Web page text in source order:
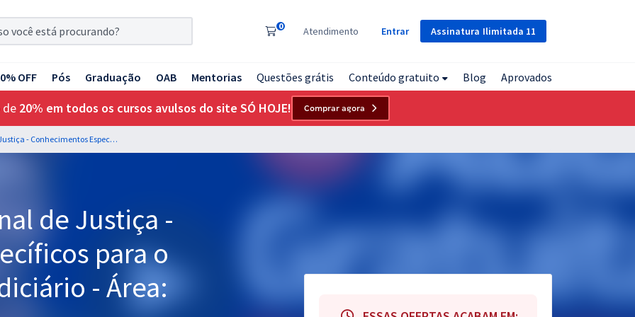
Assinatura Ilimitada 11
0 Atendimento Entrar
OFF Pós Graduação OAB Mentorias Questões grátis Conteúdo gratuito Blog Aprovados
de 20% em todos os cursos avulsos do site SÓ HOJE! Comprar agora
STJ - Superior Tribunal de Justiça - Conhecimentos Específicos para o Cargo 1: Analista Judiciário - Área: Administrativa
de Justiça -
para o
- Área: